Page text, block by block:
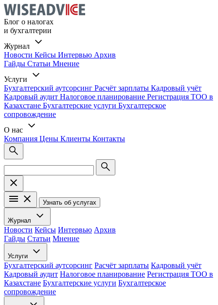
Блог о налогах
и бухгалтерии
Журнал
Новости Кейсы Интервью Архив
Гайды Статьи Мнение
Услуги
Бухгалтерский аутсорсинг Расчёт зарплаты Кадровый учёт
Кадровый аудит Налоговое планирование Регистрация ТОО в
Казахстане Бухгалтерские услуги Бухгалтерское
сопровождение
О нас
Компания Цены Клиенты Контакты
Узнать об услугах
Журнал
Новости Кейсы Интервью Архив
Гайды Статьи Мнение
Услуги
Бухгалтерский аутсорсинг Расчёт зарплаты Кадровый учёт
Кадровый аудит Налоговое планирование Регистрация ТОО в
Казахстане Бухгалтерские услуги Бухгалтерское
сопровождение